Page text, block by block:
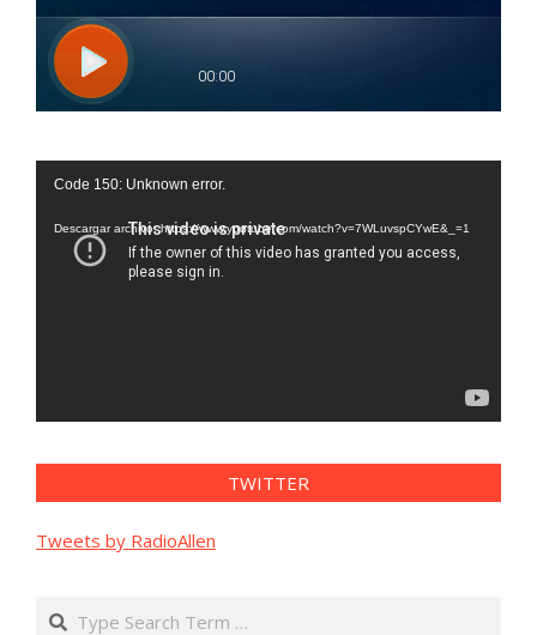
Reproductor
vídeo
Code 150: Unknown error.
Descargar archivo: https://www.youtube.com/watch?v=7WLuvspCYwE&_=1
TWITTER
Tweets by RadioAllen
Search